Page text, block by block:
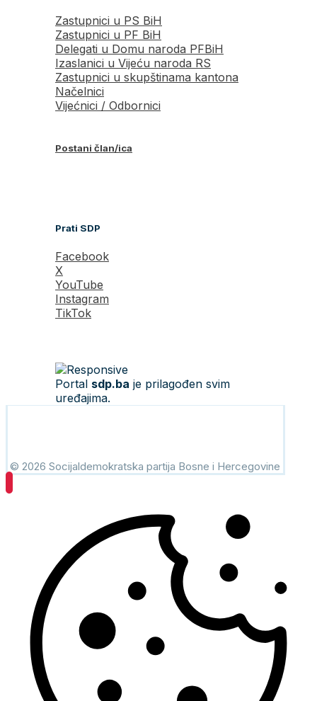
Zastupnici u PS BiH
Zastupnici u PF BiH
Delegati u Domu naroda PFBiH
Izaslanici u Vijeću naroda RS
Zastupnici u skupštinama kantona
Načelnici
Vijećnici / Odbornici
Postani član/ica
Prati SDP
Facebook
X
YouTube
Instagram
TikTok
Portal sdp.ba je prilagođen svim
uređajima.
© 2026 Socijaldemokratska partija Bosne i Hercegovine